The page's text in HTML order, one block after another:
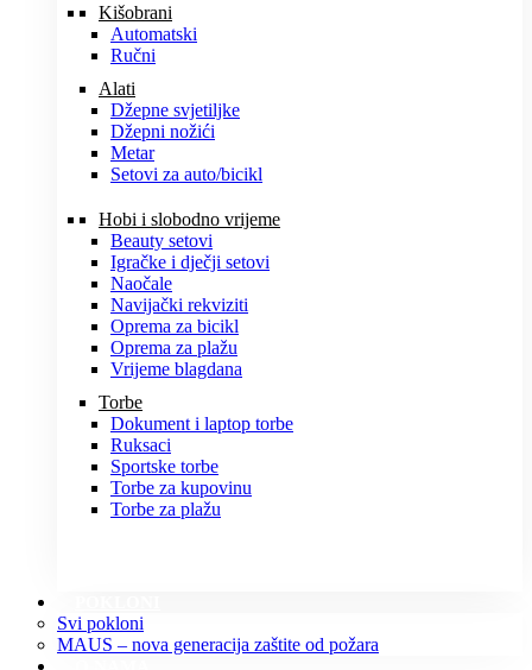
Kišobrani
Automatski
Ručni
Alati
Džepne svjetiljke
Džepni nožići
Metar
Setovi za auto/bicikl
Hobi i slobodno vrijeme
Beauty setovi
Igračke i dječji setovi
Naočale
Navijački rekviziti
Oprema za bicikl
Oprema za plažu
Vrijeme blagdana
Torbe
Dokument i laptop torbe
Ruksaci
Sportske torbe
Torbe za kupovinu
Torbe za plažu
Svi pokloni
MAUS – nova generacija zaštite od požara